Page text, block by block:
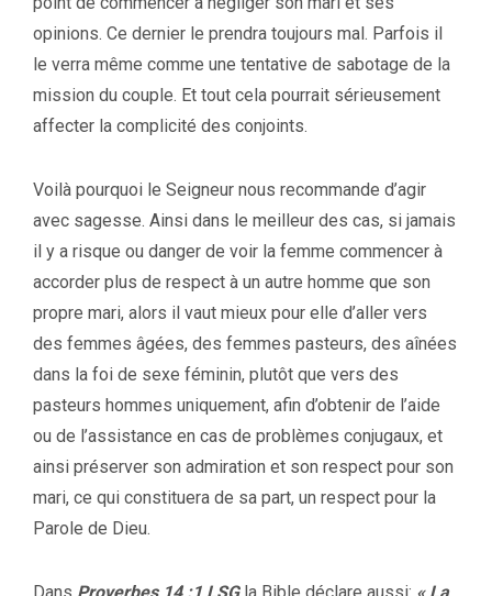
opinions. Ce dernier le prendra toujours mal. Parfois il
le verra même comme une tentative de sabotage de la
mission du couple. Et tout cela pourrait sérieusement
affecter la complicité des conjoints.
Voilà pourquoi le Seigneur nous recommande d’agir
avec sagesse. Ainsi dans le meilleur des cas, si jamais
il y a risque ou danger de voir la femme commencer à
accorder plus de respect à un autre homme que son
propre mari, alors il vaut mieux pour elle d’aller vers
des femmes âgées, des femmes pasteurs, des aînées
dans la foi de sexe féminin, plutôt que vers des
pasteurs hommes uniquement, afin d’obtenir de l’aide
ou de l’assistance en cas de problèmes conjugaux, et
ainsi préserver son admiration et son respect pour son
mari, ce qui constituera de sa part, un respect pour la
Parole de Dieu.
Dans Proverbes 14 :1 LSGla Bible déclare aussi: « La